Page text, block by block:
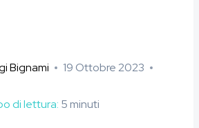
Bignami 19 Ottobre 2023
di lettura: 5minuti